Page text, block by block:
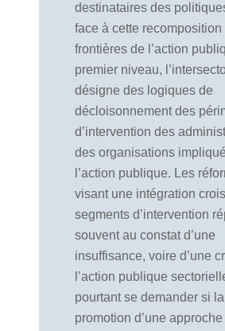
destinataires des
face à cette recomposition
frontières de l’action
premier niveau,
désigne des logiques de
décloisonnement des
d’intervention des
des organisations
l’action publique. Les
visant une intégration
segments d’intervention
souvent au constat d’une
insuffisance, voire d’une
l’action publique
pourtant se demander si la
promotion d’une